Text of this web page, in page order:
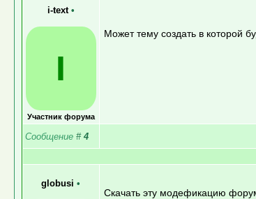
i-text •
I
Участник форума
Может тему создать в которой
Сообщение # 4
globusi •
Скачать эту модефикацию